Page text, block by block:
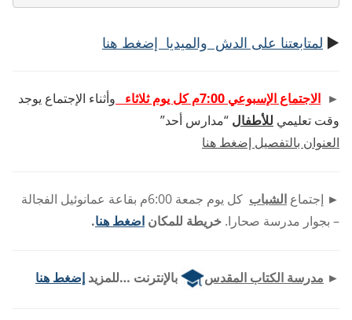
► لمتابعتنا على الدش والميديا إضغط هنا
► الاجتماع الإسبوعي 7:00م كل يوم ثلاثاء
وأثناء الإجتماع يوجد
وقت تعليمي للأطفال “مدارس أحد”
العنوان بالتفصيل إضغط هنا
► إجتماع الشباب
كل يوم جمعة 6:00م بقاعة عمانوئيل الفجالة
– بجوار مدرسة صحارا. خريطة للمكان اضغط هنا.
► مدرسة الكتاب المقدس بالإنترنت …للمزيد إضغط هنا